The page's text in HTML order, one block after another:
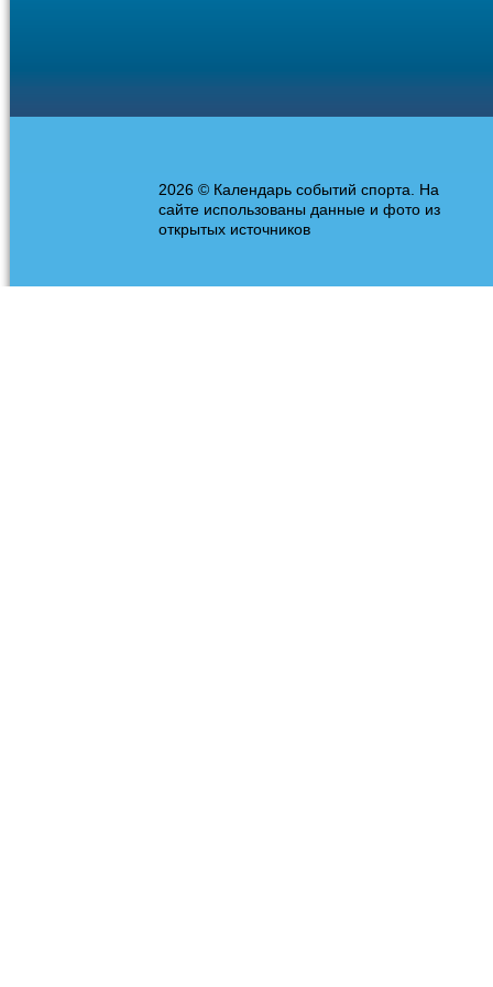
2026 © Календарь событий спорта. На
сайте использованы данные и фото из
открытых источников